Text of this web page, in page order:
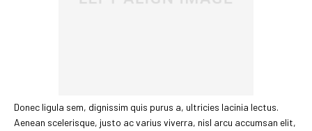
Donec ligula sem, dignissim quis purus a, ultricies lacinia lectus.
Aenean scelerisque, justo ac varius viverra, nisl arcu accumsan elit,